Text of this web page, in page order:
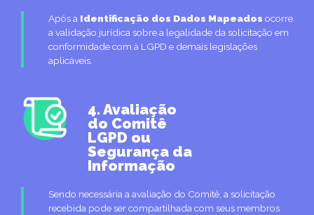
Após a Identificação dos Dados Mapeados ocorre
a validação jurídica sobre a legalidade da solicitação em
conformidade com à LGPD e demais legislações
aplicáveis.
4. Avaliação
do Comitê
LGPD ou
Segurança da
Informação
Sendo necessária a avaliação do Comitê, a solicitação
recebida pode ser compartilhada com seus membros